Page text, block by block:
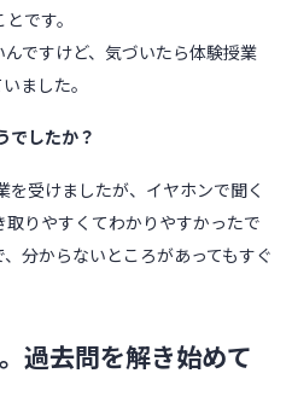
です。
ですけど、気づいたら体験授業
ました。
したか？
を受けましたが、イヤホンで聞く
りやすくてわかりやすかったで
分からないところがあってもすぐ
過去問を解き始めて